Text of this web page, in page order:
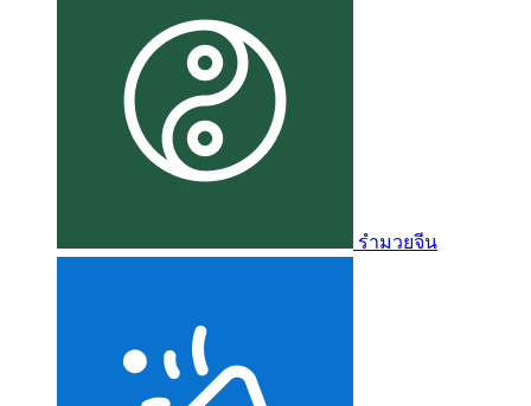
รำมวยจีน